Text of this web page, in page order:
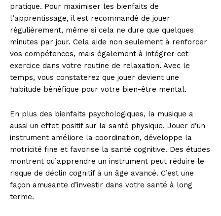
pratique. Pour maximiser les bienfaits de
l’apprentissage, il est recommandé de jouer
régulièrement, même si cela ne dure que quelques
minutes par jour. Cela aide non seulement à renforcer
vos compétences, mais également à intégrer cet
exercice dans votre routine de relaxation. Avec le
temps, vous constaterez que jouer devient une
habitude bénéfique pour votre bien-être mental.
En plus des bienfaits psychologiques, la musique a
aussi un effet positif sur la santé physique. Jouer d’un
instrument améliore la coordination, développe la
motricité fine et favorise la santé cognitive. Des études
montrent qu’apprendre un instrument peut réduire le
risque de déclin cognitif à un âge avancé. C’est une
façon amusante d’investir dans votre santé à long
terme.